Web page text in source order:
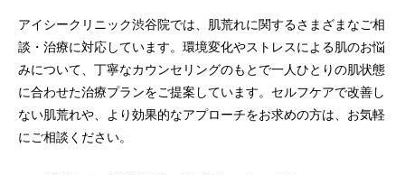
アイシークリニック渋谷院では、肌荒れに関するさまざまなご相
談・治療に対応しています。環境変化やストレスによる肌のお悩
みについて、丁寧なカウンセリングのもとで一人ひとりの肌状態
に合わせた治療プランをご提案しています。セルフケアで改善し
ない肌荒れや、より効果的なアプローチをお求めの方は、お気軽
にご相談ください。